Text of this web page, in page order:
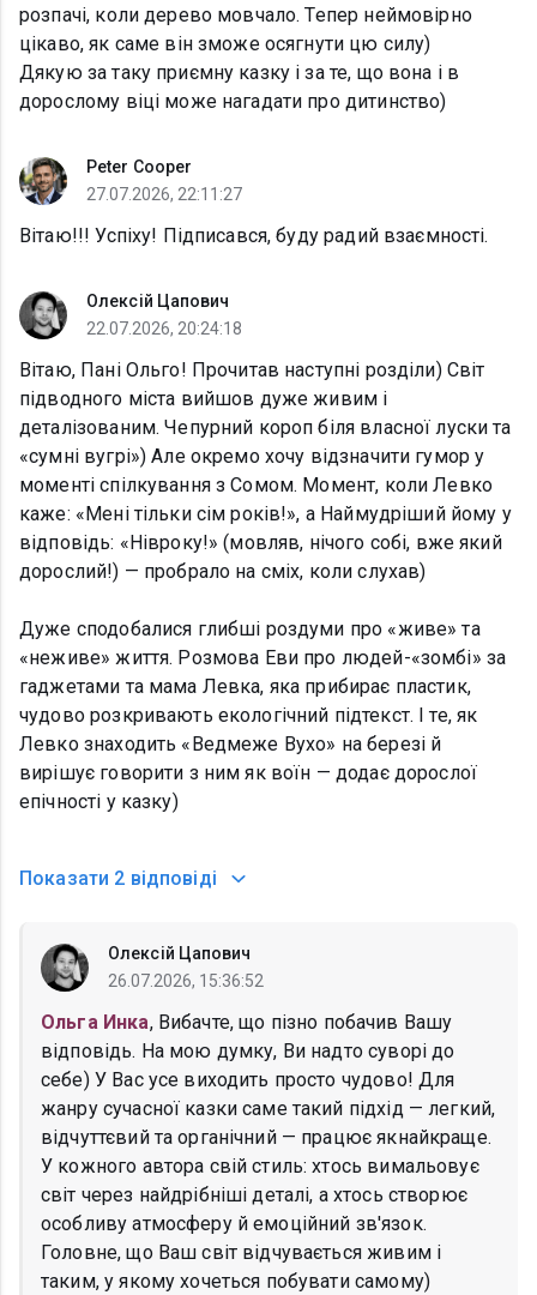
розпачі, коли дерево мовчало. Тепер неймовірно
цікаво, як саме він зможе осягнути цю силу)
Дякую за таку приємну казку і за те, що вона і в
дорослому віці може нагадати про дитинство)
Peter Cooper
27.07.2026, 22:11:27
Вітаю!!! Успіху! Підписався, буду радий взаємності.
Олексій Цапович
22.07.2026, 20:24:18
Вітаю, Пані Ольго! Прочитав наступні розділи) Світ
підводного міста вийшов дуже живим і
деталізованим. Чепурний короп біля власної луски та
«сумні вугрі») Але окремо хочу відзначити гумор у
моменті спілкування з Сомом. Момент, коли Левко
каже: «Мені тільки сім років!», а Наймудріший йому у
відповідь: «Нівроку!» (мовляв, нічого собі, вже який
дорослий!) — пробрало на сміх, коли слухав)
Дуже сподобалися глибші роздуми про «живе» та
«неживе» життя. Розмова Еви про людей-«зомбі» за
гаджетами та мама Левка, яка прибирає пластик,
чудово розкривають екологічний підтекст. І те, як
Левко знаходить «Ведмеже Вухо» на березі й
вирішує говорити з ним як воїн — додає дорослої
епічності у казку)
Показати 2 відповіді
Олексій Цапович
26.07.2026, 15:36:52
Ольга Инка, Вибачте, що пізно побачив Вашу
відповідь. На мою думку, Ви надто суворі до
себе) У Вас усе виходить просто чудово! Для
жанру сучасної казки саме такий підхід — легкий,
відчуттєвий та органічний — працює якнайкраще.
У кожного автора свій стиль: хтось вимальовує
світ через найдрібніші деталі, а хтось створює
особливу атмосферу й емоційний зв'язок.
Головне, що Ваш світ відчувається живим і
таким, у якому хочеться побувати самому)